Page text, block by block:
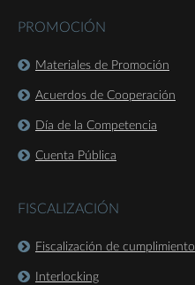
PROMOCIÓN
Materiales de Promoción
Acuerdos de Cooperación
Día de la Competencia
Cuenta Pública
FISCALIZACIÓN
Fiscalización de cumplimiento
Interlocking